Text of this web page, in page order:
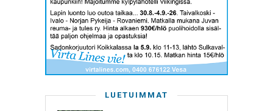
LUETUIMMAT